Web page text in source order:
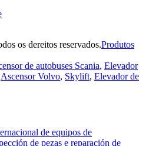
os dereitos reservados.Produtos
de autobuses Scania, Elevador
Ascensor Volvo, Skylift, Elevador de